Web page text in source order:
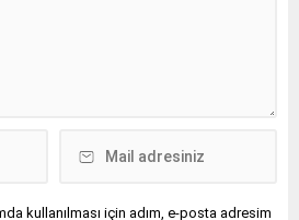
kullanılması için adım, e-posta adresim